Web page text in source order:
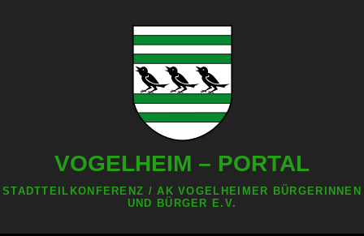
VOGELHEIM – PORTAL
STADTTEILKONFERENZ / AK VOGELHEIMER BÜRGERINNEN
UND BÜRGER E.V.